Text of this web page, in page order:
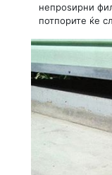
непроѕирни
потпорите ќе